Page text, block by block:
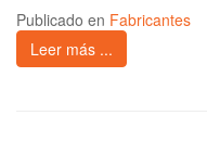
Publicado en Fabricantes
Leer más ...